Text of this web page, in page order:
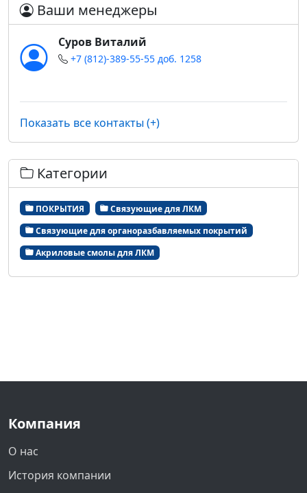
Ваши менеджеры
Суров Виталий
+7 (812)-389-55-55 доб. 1258
Показать все контакты (+)
Категории
ПОКРЫТИЯ
Связующие для ЛКМ
Связующие для органоразбавляемых покрытий
Акриловые смолы для ЛКМ
Компания
О нас
История компании